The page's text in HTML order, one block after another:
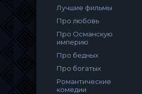
Лучшие фильмы
Про любовь
Про Османскую
империю
Про бедных
Про богатых
Романтические
комедии